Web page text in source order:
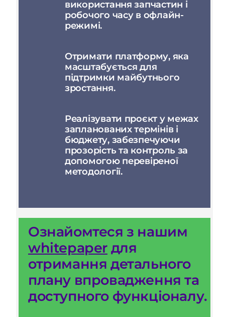
використання запчастин і
робочого часу в офлайн-
режимі.
Отримати платформу, яка
масштабується для
підтримки майбутнього
зростання.
Реалізувати проєкт у межах
запланованих термінів і
бюджету, забезпечуючи
прозорість та контроль за
допомогою перевіреної
методології.
Ознайомтеся з нашим
whitepaperдля
отримання детального
плану впровадження та
доступного функціоналу.